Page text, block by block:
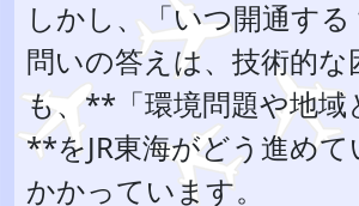
しかし、「いつ開通する
問いの答えは、技術的な
も、**「環境問題や地域
**をJR東海がどう進め
かかっています。